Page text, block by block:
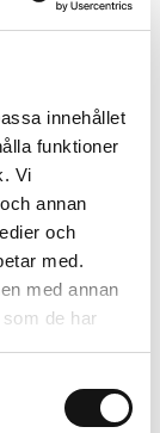
innehållet
funktioner
Vi
annan
och
med.
med annan
de har